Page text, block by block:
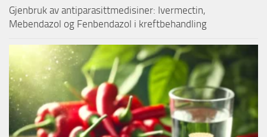
Gjenbruk av antiparasittmedisiner: Ivermectin,
Mebendazol og Fenbendazol i kreftbehandling